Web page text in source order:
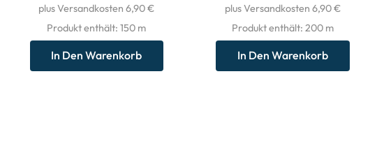
plus Versandkosten 6,90 €
Produkt enthält: 150 m
In Den Warenkorb
plus Versandkosten 6,90 €
Produkt enthält: 200 m
In Den Warenkorb